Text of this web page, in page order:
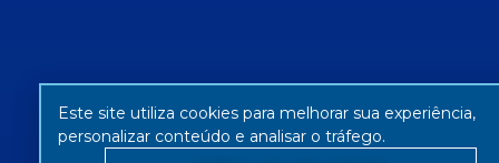
Este site utiliza cookies para melhorar sua experiência,
personalizar conteúdo e analisar o tráfego.